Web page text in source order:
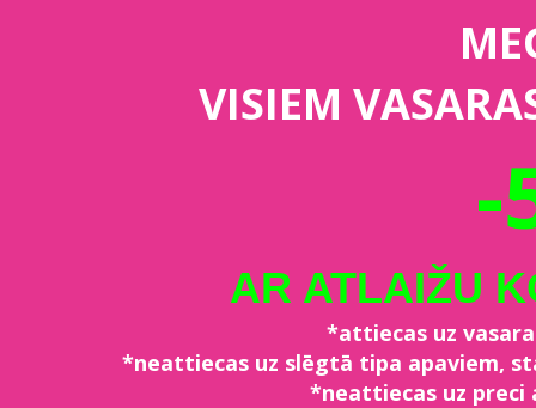
VISIEM
-
AR ATLAIŽU
*attiecas uz
*neattiecas uz slēgtā tipa apaviem,
*neattiecas uz